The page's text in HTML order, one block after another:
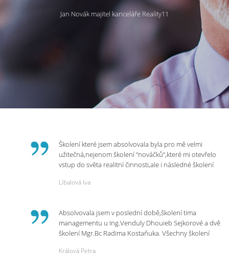
Jan Novák majitel kanceláře Reality11
Školení které jsem absolvovala byla pro mě velmi
užitečná,nejenom školení “nováčků“,které mi otevřelo
vstup do světa realitní činnosti,ale i následné školení
p.Vendulce která s nesmírnou lidskostí,přesto
potřebná školení,která Realitní Akademie umožňuje.
Líbalová Iva
Absolvovala jsem v poslední době,školení tima
managementu u Ing.Venduly Dhouieb Sejkorové a dvě
školení Mgr.Bc Radima Kostaňuka. Všechny školení
práci a na život.
Králová Petra